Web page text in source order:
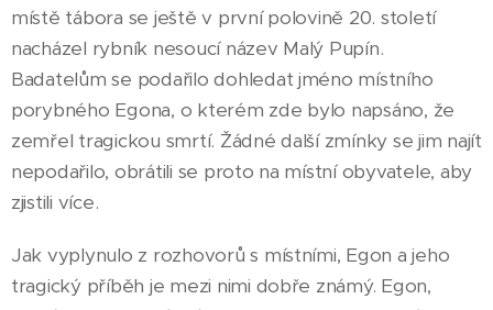
místě tábora se ještě v první polovině 20. století
nacházel rybník nesoucí název Malý Pupín.
Badatelům se podařilo dohledat jméno místního
porybného Egona, o kterém zde bylo napsáno, že
zemřel tragickou smrtí. Žádné další zmínky se jim najít
nepodařilo, obrátili se proto na místní obyvatele, aby
zjistili více.
Jak vyplynulo z rozhovorů s místními, Egon a jeho
tragický příběh je mezi nimi dobře známý. Egon,